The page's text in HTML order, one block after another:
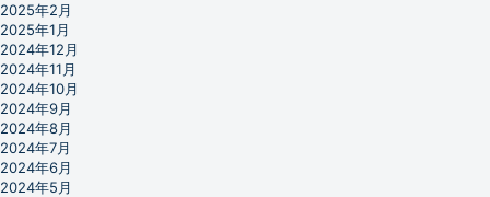
2025年2月
2025年1月
2024年12月
2024年11月
2024年10月
2024年9月
2024年8月
2024年7月
2024年6月
2024年5月